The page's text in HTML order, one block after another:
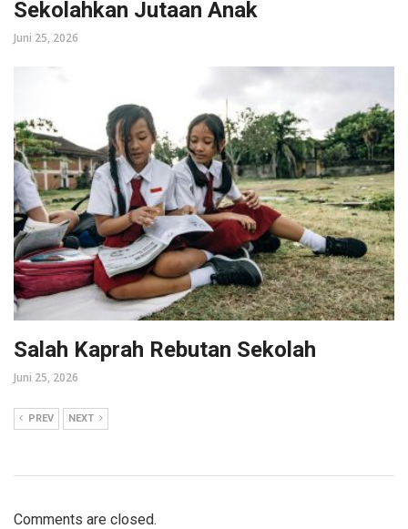
Sekolahkan Jutaan Anak
Juni 25, 2026
Salah Kaprah Rebutan Sekolah
Juni 25, 2026
PREV NEXT
Comments are closed.